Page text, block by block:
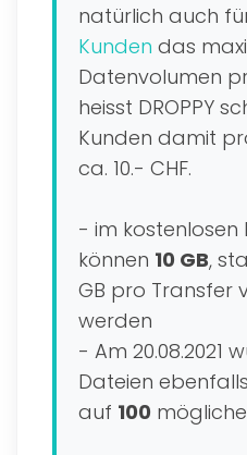
natürlich auch
Kunden das
Datenvolumen
heisst DROPPY
Kunden damit
ca. 10.- CHF.
- im kostenlosen
können 10 GB,
GB pro Transfer
werden
- Am 20.08.2021
Dateien
auf 100